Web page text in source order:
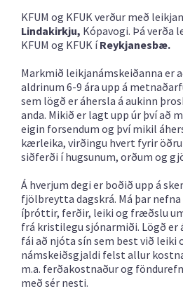
KFUM og KFUK verður með
Lindakirkju, Kópavogi. Þá verða
KFUM og KFUK íReykjanesbæ.
Markmið leikjanámskeiðanna er
aldrinum 6-9 ára upp á
sem lögð er áhersla á aukinn
anda. Mikið er lagt upp úr því að
eigin forsendum og því mikil
kærleika, virðingu hvert fyrir
siðferði í hugsunum, orðum og
Á hverjum degi er boðið upp á
fjölbreytta dagskrá. Má þar
íþróttir, ferðir, leiki og fræðslu
frá kristilegu sjónarmiði. Lögð er
fái að njóta sín sem best við leiki
námskeiðsgjaldi felst allur
m.a. ferðakostnaður og
með sér nesti.